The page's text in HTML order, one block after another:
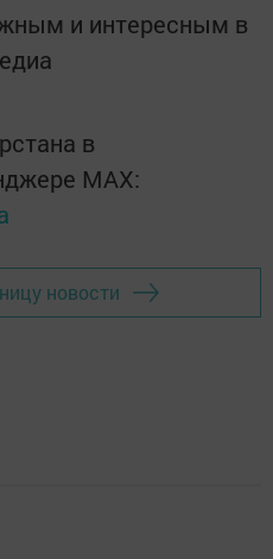
и интересным в
в
MАХ:
новости